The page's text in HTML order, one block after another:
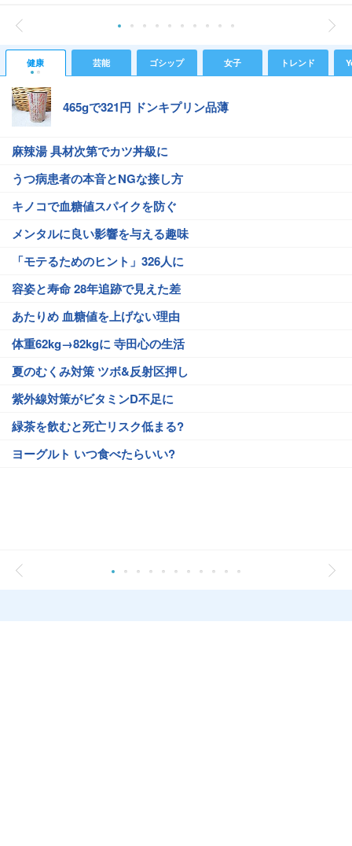
健康 芸能 ゴシップ 女子 トレンド
465gで321円 ドンキプリン品薄
麻辣湯 具材次第でカツ丼級に
うつ病患者の本音とNGな接し方
キノコで血糖値スパイクを防ぐ
メンタルに良い影響を与える趣味
「モテるためのヒント」326人に
容姿と寿命 28年追跡で見えた差
あたりめ 血糖値を上げない理由
体重62kg→82kgに 寺田心の生活
夏のむくみ対策 ツボ&反射区押し
紫外線対策がビタミンD不足に
緑茶を飲むと死亡リスク低まる?
ヨーグルト いつ食べたらいい?